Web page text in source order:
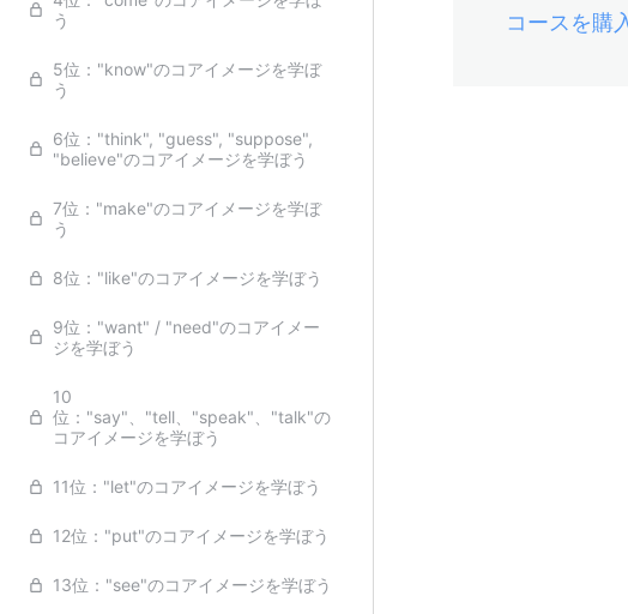
う
5位："know"のコアイメージを学ぼ
う
6位："think", "guess", "suppose",
"believe"のコアイメージを学ぼう
7位："make"のコアイメージを学ぼ
う
8位："like"のコアイメージを学ぼう
9位："want" / "need"のコアイメー
ジを学ぼう
10
位："say"、"tell、"speak"、"talk"の
コアイメージを学ぼう
11位："let"のコアイメージを学ぼう
12位："put"のコアイメージを学ぼう
13位："see"のコアイメージを学ぼう
コースを購